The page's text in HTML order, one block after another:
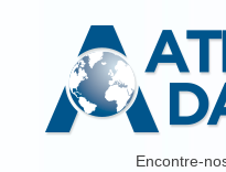
Atlas da Saúde
Encontre-